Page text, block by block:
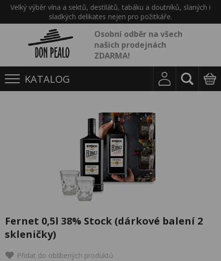
Velký výběr vína a sektů, destilátů, tabáku a doutníků, slaných i
sladkých delikates nejen pro požitkáře.
Osobní odběr na všech
našich prodejnách
ZDARMA!
KATALOG
Fernet 0,5l 38% Stock (dárkové balení 2
skleničky)
Přidat do oblíbených produktů